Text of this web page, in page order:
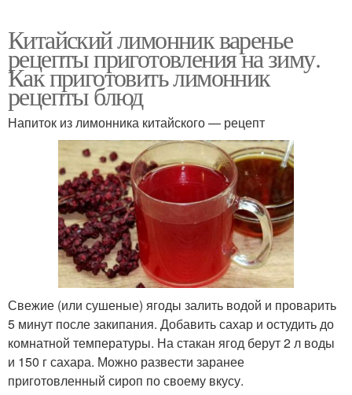
Китайский лимонник варенье
рецепты приготовления на зиму.
Как приготовить лимонник
рецепты блюд
Напиток из лимонника китайского — рецепт
Свежие (или сушеные) ягоды залить водой и проварить
5 минут после закипания. Добавить сахар и остудить до
комнатной температуры. На стакан ягод берут 2 л воды
и 150 г сахара. Можно развести заранее
приготовленный сироп по своему вкусу.